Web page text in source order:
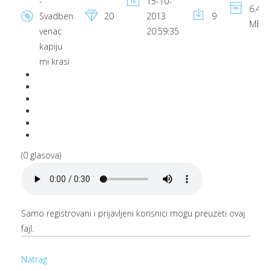
Svadben
venac
kapiju
mi krasi
20
2013
20:59:35
9
6.46
MB
(0 glasova)
Samo registrovani i prijavljeni korisnici mogu preuzeti ovaj
fajl.
Natrag